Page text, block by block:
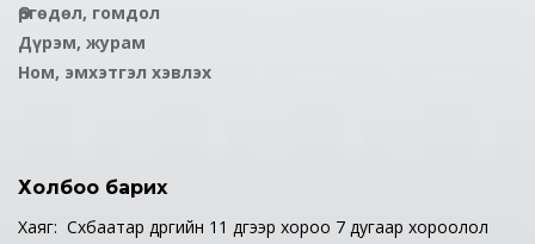
Өргөдөл, гомдол
Дүрэм, журам
Ном, эмхэтгэл хэвлэх
Холбоо барих
Хаяг: Сүхбаатар дүүргийн 11 дүгээр хороо 7 дугаар хороолол